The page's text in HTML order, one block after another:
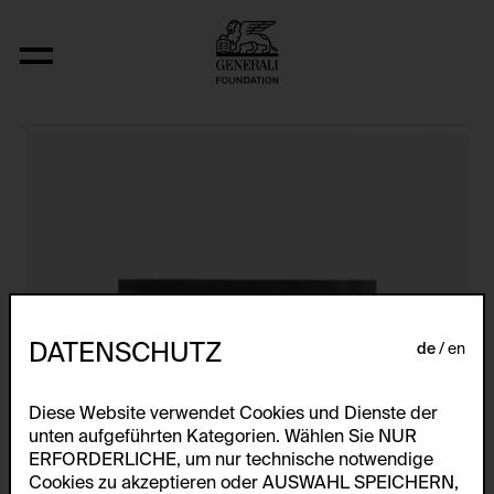
Aus der Serie "U.F.O.-naut J.K. (U.F.O.)"
DATENSCHUTZ de en
Diese Website verwendet Cookies und Dienste der
unten aufgeführten Kategorien. Wählen Sie NUR
ERFORDERLICHE, um nur technische notwendige
Cookies zu akzeptieren oder AUSWAHL SPEICHERN,